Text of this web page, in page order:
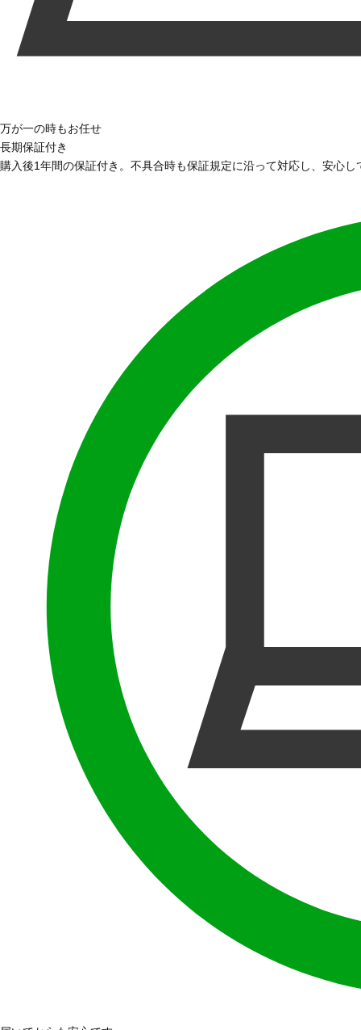
万が一の時もお任せ
長期保証付き
購入後1年間の保証付き。不具合時も保証規定に沿って対応し、安心